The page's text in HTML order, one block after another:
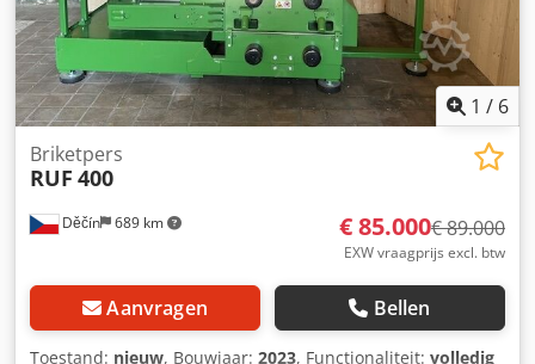
1 / 6
Děčín 689 km
Briketpers
RUF 400
€ 85.000€ 89.000
EXW vraagprijs excl. btw
Aanvragen Bellen
Toestand: nieuw, Bouwjaar: 2023, Functionaliteit: volledig